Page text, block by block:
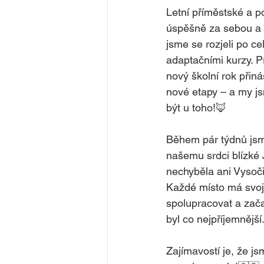
Letní příměstské a
úspěšně za sebou
jsme se rozjeli po
adaptačními kurzy.
nový školní rok
nové etapy – a my
být u toho!🦊
Během pár týdnů
našemu srdci
nechyběla ani
Každé místo má
spolupracovat a
byl co
Zajímavostí je, že